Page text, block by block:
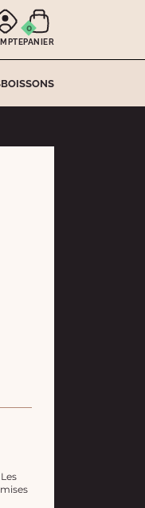
PANIER
0
BOISSONS